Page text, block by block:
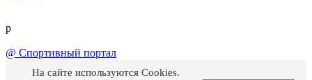
p
@ Спортивный портал
На сайте используются Cookies.